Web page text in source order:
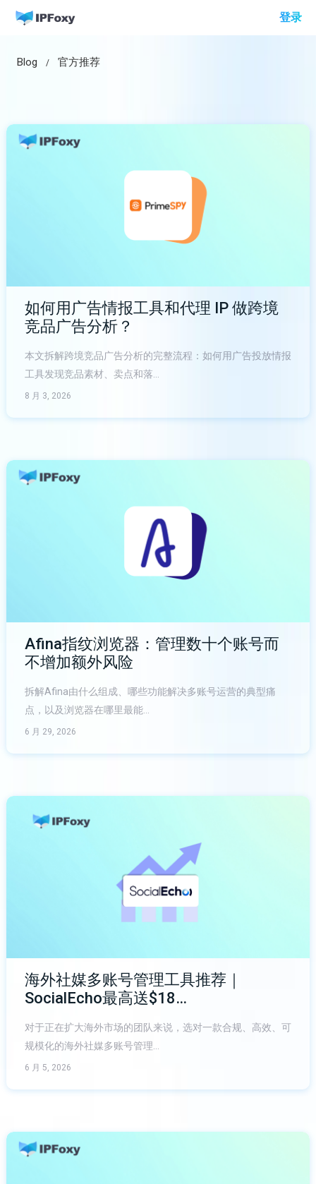
登录
Blog 官方推荐
如何用广告情报工具和代理 IP 做跨境
竞品广告分析？
8 月 3, 2026
本文拆解跨境竞品广告分析的完整流程：如何用广告投放情报
工具发现竞品素材、卖点和落…
Afina指纹浏览器：管理数十个账号而
不增加额外风险
6 月 29, 2026
拆解Afina由什么组成、哪些功能解决多账号运营的典型痛
点，以及浏览器在哪里最能…
海外社媒多账号管理工具推荐｜
SocialEcho最高送$18…
6 月 5, 2026
对于正在扩大海外市场的团队来说，选对一款合规、高效、可
规模化的海外社媒多账号管理…